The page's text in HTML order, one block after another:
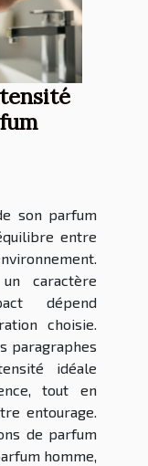
son parfum
entre
caractère
dépend
choisie.
paragraphes
idéale
tout en
entourage.
de parfum
homme,